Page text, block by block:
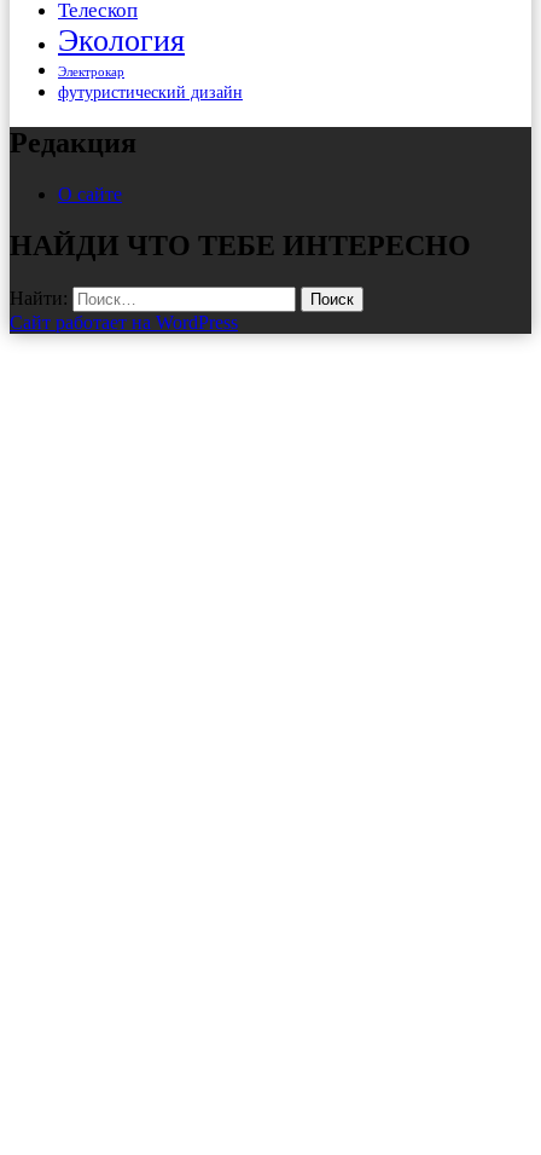
Телескоп
Экология
Электрокар
футуристический дизайн
Редакция
О сайте
НАЙДИ ЧТО ТЕБЕ ИНТЕРЕСНО
Найти:
Сайт работает на WordPress